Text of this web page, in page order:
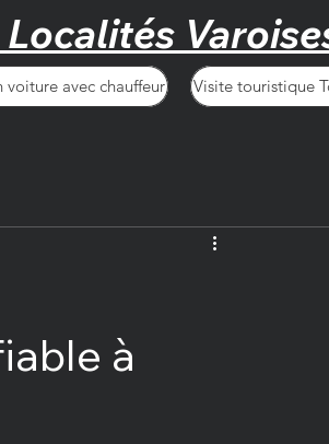
Localités
voiture avec chauffeur Visite touristique
à